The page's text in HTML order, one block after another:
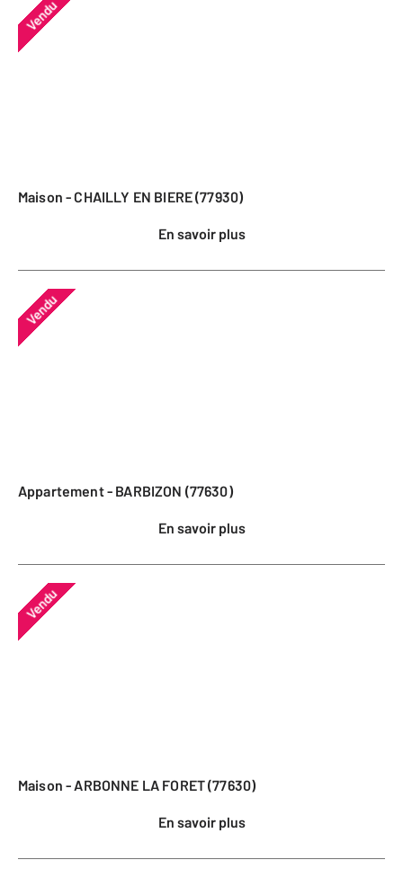
Vendu
Maison - CHAILLY EN BIERE (77930)
En savoir plus
Vendu
Appartement - BARBIZON (77630)
En savoir plus
Vendu
Maison - ARBONNE LA FORET (77630)
En savoir plus